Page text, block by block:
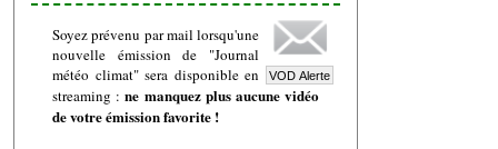
Soyez prévenu par mail lorsqu'une
nouvelle émission de "Journal
météo climat" sera disponible en
streaming :ne manquez plus aucune vidéo
de votre émission favorite !